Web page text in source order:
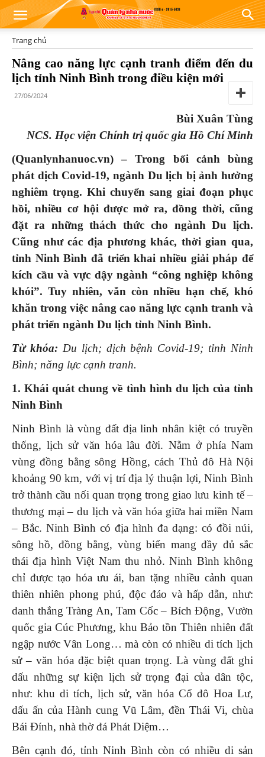
Trang chủ
Nâng cao năng lực cạnh tranh điểm đến du
lịch tỉnh Ninh Bình trong điều kiện mới
27/06/2024
Bùi Xuân Tùng
NCS. Học viện Chính trị quốc gia Hồ Chí Minh
(Quanlynhanuoc.vn) – Trong bối cảnh bùng
phát dịch Covid-19, ngành Du lịch bị ảnh hưởng
nghiêm trọng. Khi chuyển sang giai đoạn phục
hồi, nhiều cơ hội được mở ra, đồng thời, cũng
đặt ra những thách thức cho ngành Du lịch.
Cũng như các địa phương khác, thời gian qua,
tỉnh Ninh Bình đã triển khai nhiều giải pháp để
kích cầu và vực dậy ngành “công nghiệp không
khói”. Tuy nhiên, vẫn còn nhiều hạn chế, khó
khăn trong việc nâng cao năng lực cạnh tranh và
phát triển ngành Du lịch tỉnh Ninh Bình.
Từ khóa: Du lịch; dịch bệnh Covid-19; tỉnh Ninh
Bình; năng lực cạnh tranh.
1. Khái quát chung về tình hình du lịch của tỉnh
Ninh Bình
Ninh Bình là vùng đất địa linh nhân kiệt có truyền
thống, lịch sử văn hóa lâu đời. Nằm ở phía Nam
vùng đồng bằng sông Hồng, cách Thủ đô Hà Nội
khoảng 90 km, với vị trí địa lý thuận lợi, Ninh Bình
trở thành cầu nối quan trọng trong giao lưu kinh tế –
thương mại – du lịch và văn hóa giữa hai miền Nam
– Bắc. Ninh Bình có địa hình đa dạng: có đồi núi,
sông hồ, đồng bằng, vùng biển mang đầy đủ sắc
thái địa hình Việt Nam thu nhỏ. Ninh Bình không
chỉ được tạo hóa ưu ái, ban tặng nhiều cảnh quan
thiên nhiên phong phú, độc đáo và hấp dẫn, như:
danh thắng Tràng An, Tam Cốc – Bích Động, Vườn
quốc gia Cúc Phương, khu Bảo tồn Thiên nhiên đất
ngập nước Vân Long… mà còn có nhiều di tích lịch
sử – văn hóa đặc biệt quan trọng. Là vùng đất ghi
dấu những sự kiện lịch sử trọng đại của dân tộc,
như: khu di tích, lịch sử, văn hóa Cố đô Hoa Lư,
dấu ấn của Hành cung Vũ Lâm, đền Thái Vi, chùa
Bái Đính, nhà thờ đá Phát Diệm…
Bên cạnh đó, tỉnh Ninh Bình còn có nhiều di sản